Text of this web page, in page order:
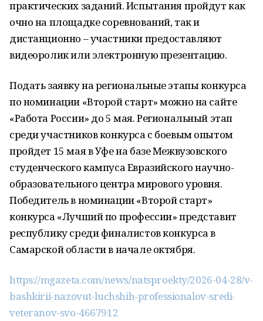
практических заданий. Испытания пройдут как
очно на площадке соревнований, так и
дистанционно – участники предоставляют
видеоролик или электронную презентацию.
Подать заявку на региональные этапы конкурса
по номинации «Второй старт» можно на сайте
«Работа России» до 5 мая. Региональный этап
среди участников конкурса с боевым опытом
пройдет 15 мая в Уфе на базе Межвузовского
студенческого кампуса Евразийского научно-
образовательного центра мирового уровня.
Победитель в номинации «Второй старт»
конкурса «Лучший по профессии» представит
республику среди финалистов конкурса в
Самарской области в начале октября.
https://mgazeta.com/news/natsproekty/2026-04-28/v-
bashkirii-nazovut-luchshih-professionalov-sredi-
veteranov-svo-4667912